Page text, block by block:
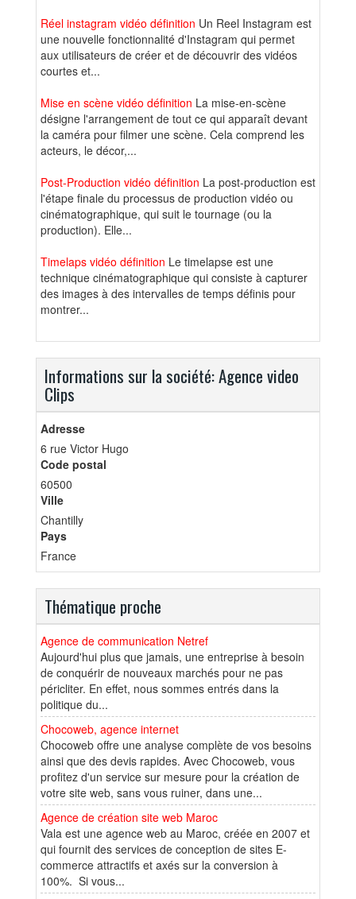
Réel instagram vidéo définition Un Reel Instagram est
une nouvelle fonctionnalité d'Instagram qui permet
aux utilisateurs de créer et de découvrir des vidéos
courtes et...
Mise en scène vidéo définition La mise-en-scène
désigne l'arrangement de tout ce qui apparaît devant
la caméra pour filmer une scène. Cela comprend les
acteurs, le décor,...
Post-Production vidéo définition La post-production est
l'étape finale du processus de production vidéo ou
cinématographique, qui suit le tournage (ou la
production). Elle...
Timelaps vidéo définition Le timelapse est une
technique cinématographique qui consiste à capturer
des images à des intervalles de temps définis pour
montrer...
Informations sur la société: Agence video
Clips
Adresse
6 rue Victor Hugo
Code postal
60500
Ville
Chantilly
Pays
France
Thématique proche
Agence de communication Netref
Aujourd'hui plus que jamais, une entreprise à besoin
de conquérir de nouveaux marchés pour ne pas
péricliter. En effet, nous sommes entrés dans la
politique du...
Chocoweb, agence internet
Chocoweb offre une analyse complète de vos besoins
ainsi que des devis rapides. Avec Chocoweb, vous
profitez d'un service sur mesure pour la création de
votre site web, sans vous ruiner, dans une...
Agence de création site web Maroc
Vala est une agence web au Maroc, créée en 2007 et
qui fournit des services de conception de sites E-
commerce attractifs et axés sur la conversion à
100%. Si vous...